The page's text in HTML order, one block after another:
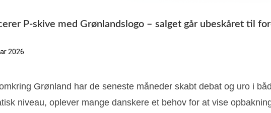
P-skive med Grønlandslogo – salget går ubeskåret til
2026
Grønland har de seneste måneder skabt debat og uro i
niveau, oplever mange danskere et behov for at vise